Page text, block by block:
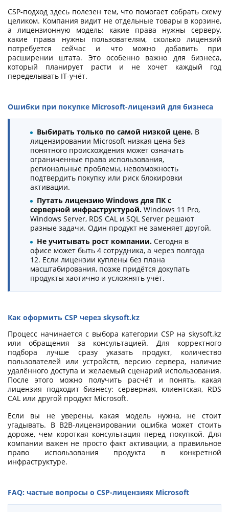
CSP-подход здесь полезен тем, что помогает собрать схему
целиком. Компания видит не отдельные товары в корзине,
а лицензионную модель: какие права нужны серверу,
какие права нужны пользователям, сколько лицензий
потребуется сейчас и что можно добавить при
расширении штата. Это особенно важно для бизнеса,
который планирует расти и не хочет каждый год
переделывать IT-учёт.
Ошибки при покупке Microsoft-лицензий для бизнеса
Выбирать только по самой низкой цене. В
лицензировании Microsoft низкая цена без
понятного происхождения может означать
ограниченные права использования,
региональные проблемы, невозможность
подтвердить покупку или риск блокировки
активации.
Путать лицензию Windows для ПК с
серверной инфраструктурой. Windows 11 Pro,
Windows Server, RDS CAL и SQL Server решают
разные задачи. Один продукт не заменяет другой.
Не учитывать рост компании. Сегодня в
офисе может быть 4 сотрудника, а через полгода
12. Если лицензии куплены без плана
масштабирования, позже придётся докупать
продукты хаотично и усложнять учёт.
Как оформить CSP через skysoft.kz
Процесс начинается с выбора категории CSP на skysoft.kz
или обращения за консультацией. Для корректного
подбора лучше сразу указать продукт, количество
пользователей или устройств, версию сервера, наличие
удалённого доступа и желаемый сценарий использования.
После этого можно получить расчёт и понять, какая
лицензия подходит бизнесу: серверная, клиентская, RDS
CAL или другой продукт Microsoft.
Если вы не уверены, какая модель нужна, не стоит
угадывать. В B2B-лицензировании ошибка может стоить
дороже, чем короткая консультация перед покупкой. Для
компании важен не просто факт активации, а правильное
право использования продукта в конкретной
инфраструктуре.
FAQ: частые вопросы о CSP-лицензиях Microsoft